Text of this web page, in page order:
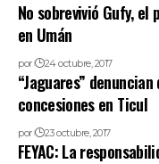
No sobrevivió Gufy,
en Umán
por 24 octubre, 2017
“Jaguares”
concesiones en Ticul
por 23 octubre, 2017
FEYAC: La